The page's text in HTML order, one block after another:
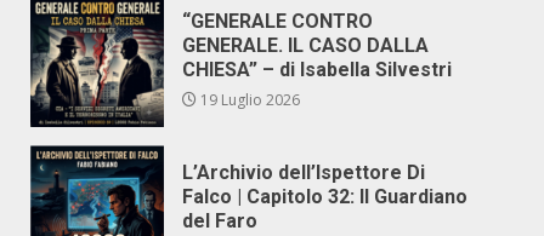
“GENERALE CONTRO
GENERALE. IL CASO DALLA
CHIESA” – di Isabella Silvestri
19 Luglio 2026
L’Archivio dell’Ispettore Di
Falco | Capitolo 32: Il Guardiano
del Faro